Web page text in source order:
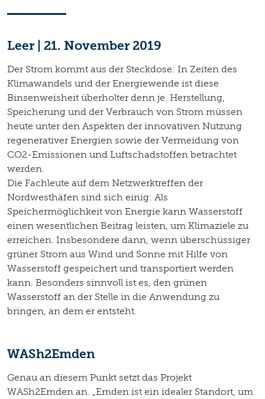
Leer | 21. November 2019
Der Strom kommt aus der Steckdose: In Zeiten des
Klimawandels und der Energiewende ist diese
Binsenweisheit überholter denn je. Herstellung,
Speicherung und der Verbrauch von Strom müssen
heute unter den Aspekten der innovativen Nutzung
regenerativer Energien sowie der Vermeidung von
CO2-Emissionen und Luftschadstoffen betrachtet
werden.
Die Fachleute auf dem Netzwerktreffen der
Nordwesthäfen sind sich einig: Als
Speichermöglichkeit von Energie kann Wasserstoff
einen wesentlichen Beitrag leisten, um Klimaziele zu
erreichen. Insbesondere dann, wenn überschüssiger
grüner Strom aus Wind und Sonne mit Hilfe von
Wasserstoff gespeichert und transportiert werden
kann. Besonders sinnvoll ist es, den grünen
Wasserstoff an der Stelle in die Anwendung zu
bringen, an dem er entsteht.
WASh2Emden
Genau an diesem Punkt setzt das Projekt
WASh2Emden an. „Emden ist ein idealer Standort, um